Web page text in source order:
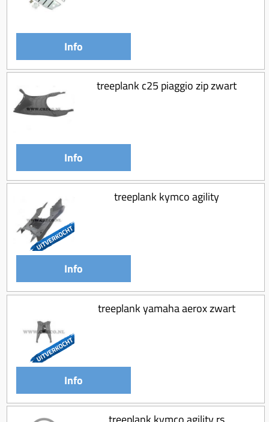
Info
treeplank c25 piaggio zip zwart
Info
treeplank kymco agility
Info
treeplank yamaha aerox zwart
Info